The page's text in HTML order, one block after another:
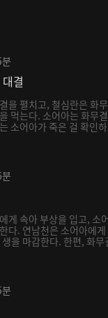
결
을 펼치고, 철심란은 화
먹는다. 소어아는 화무
소어아가 죽은 걸 확인
게 속아 부상을 입고, 소
다. 연남천은 소어아에게
을 마감한다. 한편, 화무